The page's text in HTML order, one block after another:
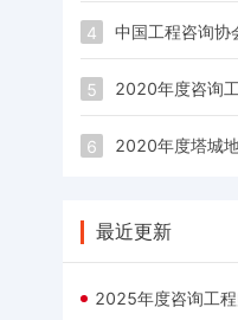
4
5
6
最近更新